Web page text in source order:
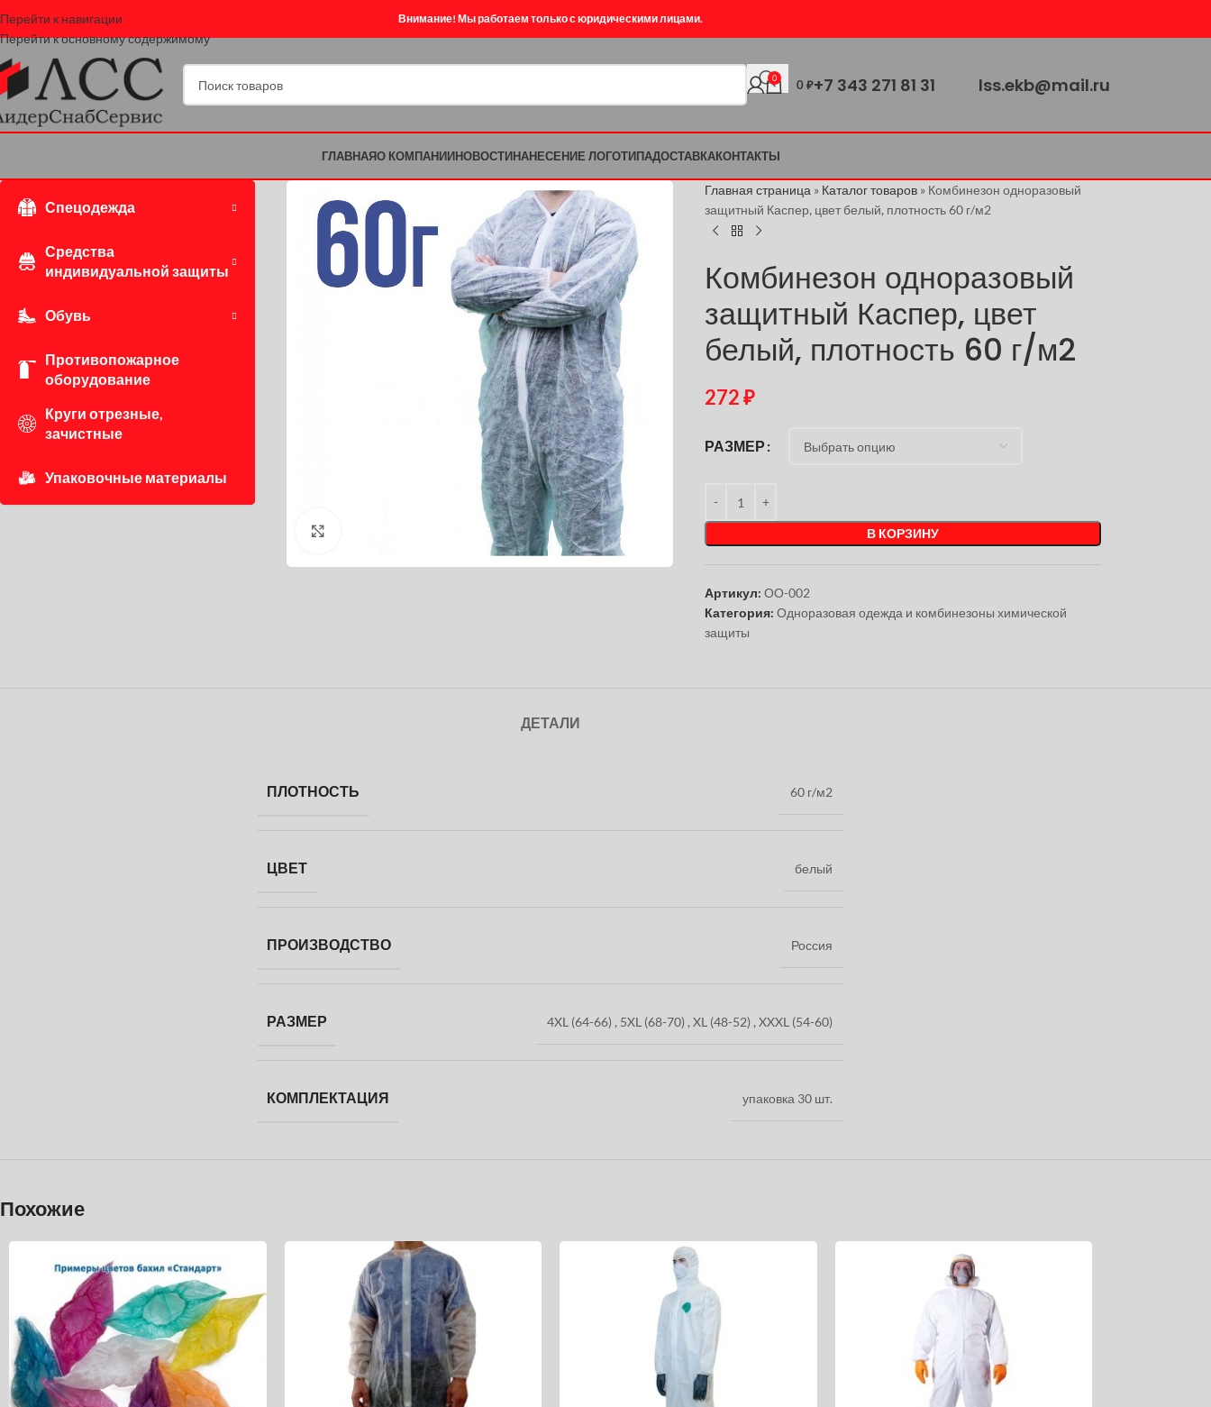
Перейти к навигации
Перейти к основному содержимому
Внимание! Мы работаем только с юридическими лицами.
0 0 ₽+7 343 271 81 31 lss.ekb@mail.ru
ГЛАВНАЯО КОМПАНИИНОВОСТИНАНЕСЕНИЕ ЛОГОТИПАДОСТАВКАКОНТАКТЫ
Спецодежда
Средства
индивидуальной защиты
Обувь
Противопожарное
оборудование
Круги отрезные,
зачистные
Упаковочные материалы
Нажмите, чтобы увеличить
Главная страница » Каталог товаров » Комбинезон одноразовый
защитный Каспер, цвет белый, плотность 60 г/м2
Комбинезон одноразовый
защитный Каспер, цвет
белый, плотность 60 г/м2
272₽
РАЗМЕР
В КОРЗИНУ
Артикул:ОО-002
Категория: Одноразовая одежда и комбинезоны химической
защиты
ДЕТАЛИ
ПЛОТНОСТЬ 60 г/м2
ЦВЕТ белый
ПРОИЗВОДСТВО Россия
РАЗМЕР 4XL (64-66) , 5XL (68-70) , XL (48-52) , XXXL (54-60)
КОМПЛЕКТАЦИЯ упаковка 30 шт.
Похожие